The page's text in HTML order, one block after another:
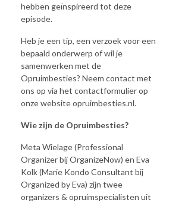
hebben geïnspireerd tot deze
episode.
Heb je een tip, een verzoek voor een
bepaald onderwerp of wil je
samenwerken met de
Opruimbesties? Neem contact met
ons op via het contactformulier op
onze website opruimbesties.nl.
Wie zijn de Opruimbesties?
Meta Wielage (Professional
Organizer bij OrganizeNow) en Eva
Kolk (Marie Kondo Consultant bij
Organized by Eva) zijn twee
organizers & opruimspecialisten uit